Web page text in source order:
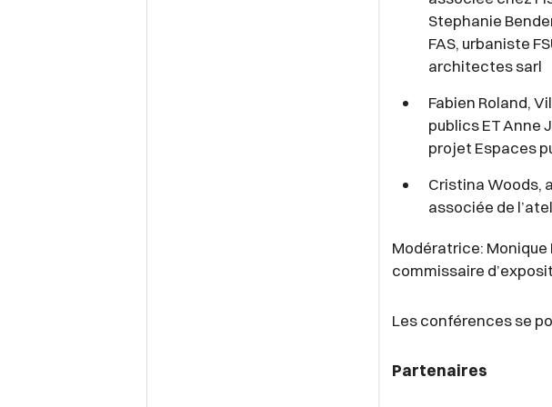
Stephanie
FAS, urbaniste
architectes sarl
Fabien Roland,
publics ET Anne
projet Espaces
Cristina Woods,
associée de
Modératrice:
commissaire
Les conférences se
Partenaires